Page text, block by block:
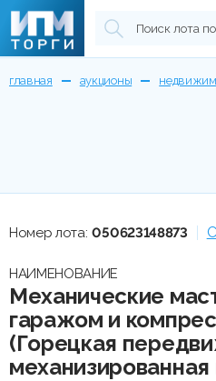
главная аукционы
Номер лота: 050623148873
НАИМЕНОВАНИЕ
Механические
гаражом и
(Горецкая